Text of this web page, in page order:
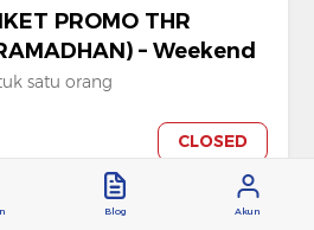
Blog Akun
PROMO THR
– Weekend
satu orang
CLOSED
2026 20:00 WIB